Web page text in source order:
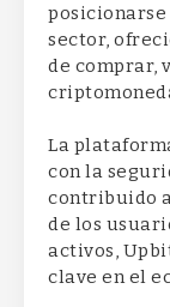
posicionarse
sector,
de comprar,
La
con la
contribuido
de los
activos,
clave en el